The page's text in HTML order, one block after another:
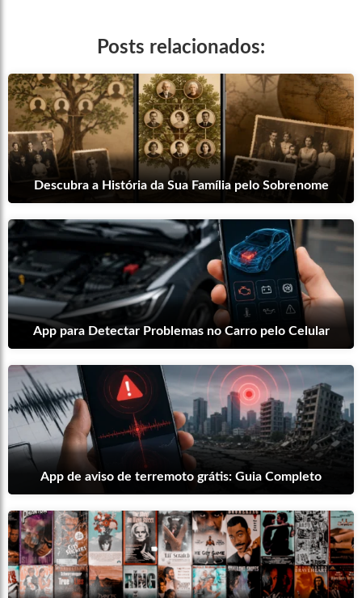
Posts relacionados:
Descubra a História da Sua Família pelo Sobrenome
App para Detectar Problemas no Carro pelo Celular
App de aviso de terremoto grátis: Guia Completo